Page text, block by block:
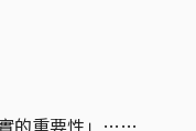
實的重要性」……